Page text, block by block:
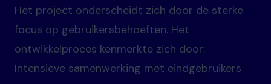
Het project onderscheidt zich door de sterke
focus op gebruikersbehoeften. Het
ontwikkelproces kenmerkte zich door:
Intensieve samenwerking met eindgebruikers